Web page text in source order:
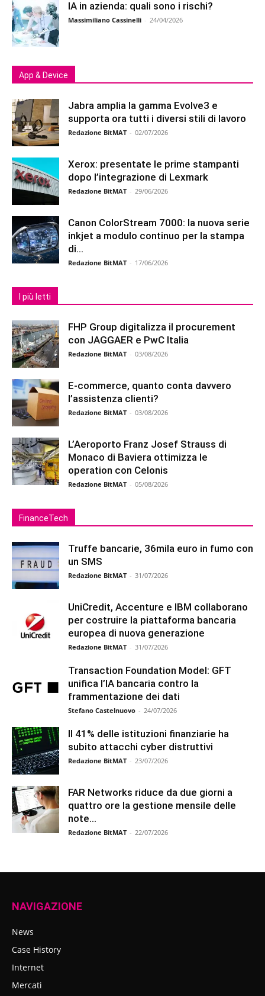
IA in azienda: quali sono i rischi?
Massimiliano Cassinelli - 24/04/2026
App & Device
Jabra amplia la gamma Evolve3 e
supporta ora tutti i diversi stili di lavoro
Redazione BitMAT - 02/07/2026
Xerox: presentate le prime stampanti
dopo l’integrazione di Lexmark
Redazione BitMAT - 29/06/2026
Canon ColorStream 7000: la nuova serie
inkjet a modulo continuo per la stampa
di...
Redazione BitMAT - 17/06/2026
I più letti
FHP Group digitalizza il procurement
con JAGGAER e PwC Italia
Redazione BitMAT - 03/08/2026
E-commerce, quanto conta davvero
l’assistenza clienti?
Redazione BitMAT - 03/08/2026
L’Aeroporto Franz Josef Strauss di
Monaco di Baviera ottimizza le
operation con Celonis
Redazione BitMAT - 05/08/2026
FinanceTech
Truffe bancarie, 36mila euro in fumo con
un SMS
Redazione BitMAT - 31/07/2026
UniCredit, Accenture e IBM collaborano
per costruire la piattaforma bancaria
europea di nuova generazione
Redazione BitMAT - 31/07/2026
Transaction Foundation Model: GFT
unifica l’IA bancaria contro la
frammentazione dei dati
Stefano Castelnuovo - 24/07/2026
Il 41% delle istituzioni finanziarie ha
subito attacchi cyber distruttivi
Redazione BitMAT - 23/07/2026
FAR Networks riduce da due giorni a
quattro ore la gestione mensile delle
note...
Redazione BitMAT - 22/07/2026
NAVIGAZIONE
News
Case History
Internet
Mercati